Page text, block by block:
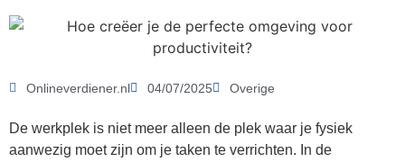
Onlineverdiener.nl 04/07/2025 Overige
De werkplek is niet meer alleen de plek waar je fysiek
aanwezig moet zijn om je taken te verrichten. In de